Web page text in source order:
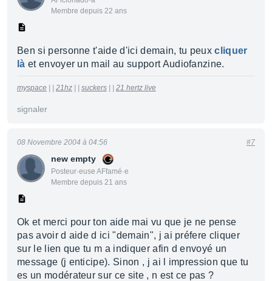
Membre depuis 22 ans
Ben si personne t'aide d'ici demain, tu peuxcliquer
là et envoyer un mail au support Audiofanzine.
myspace 21hz suckers 21 hertz live
signaler
new empty
Posteur·euse AFfamé·e
Membre depuis 21 ans
08 Novembre 2004 à 04:56 #7
Ok et merci pour ton aide mai vu que je ne pense
pas avoir d aide d ici "demain", j ai préfere cliquer
sur le lien que tu m a indiquer afin d envoyé un
message (j enticipe). Sinon , j ai l impression que tu
es un modérateur sur ce site , n est ce pas ?